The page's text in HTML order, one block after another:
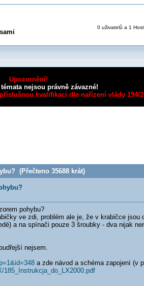
0 uživatelů a 1
Upozornění!
nejsou právně závazné!
kvalifikací dle nařízení vlády 194/
(Přečteno 35688 krát)
pohybu?
ve zdi, problém ale je, že v krabičce jsou
a na spínači pouze 3 šroubky - dva nijak
nejsem.
a zde návod a schéma zapojení (v